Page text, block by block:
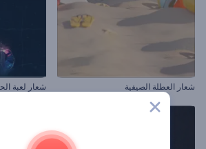
شعار العطلة الصيفية شعار لعبة